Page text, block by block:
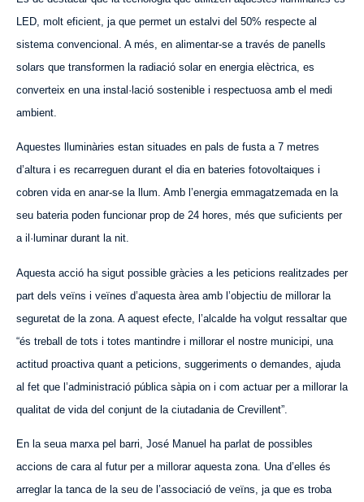
LED, molt eficient, ja que permet un estalvi del 50% respecte al
sistema convencional. A més, en alimentar-se a través de panells
solars que transformen la radiació solar en energia elèctrica, es
converteix en una instal·lació sostenible i respectuosa amb el medi
ambient.
Aquestes lluminàries estan situades en pals de fusta a 7 metres
d’altura i es recarreguen durant el dia en bateries fotovoltaiques i
cobren vida en anar-se la llum. Amb l’energia emmagatzemada en la
seu bateria poden funcionar prop de 24 hores, més que suficients per
a il·luminar durant la nit.
Aquesta acció ha sigut possible gràcies a les peticions realitzades per
part dels veïns i veïnes d’aquesta àrea amb l’objectiu de millorar la
seguretat de la zona. A aquest efecte, l’alcalde ha volgut ressaltar que
“és treball de tots i totes mantindre i millorar el nostre municipi, una
actitud proactiva quant a peticions, suggeriments o demandes, ajuda
al fet que l’administració pública sàpia on i com actuar per a millorar la
qualitat de vida del conjunt de la ciutadania de Crevillent”.
En la seua marxa pel barri, José Manuel ha parlat de possibles
accions de cara al futur per a millorar aquesta zona. Una d’elles és
arreglar la tanca de la seu de l’associació de veïns, ja que es troba